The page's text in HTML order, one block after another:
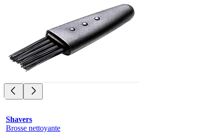
Shavers
Brosse nettoyante